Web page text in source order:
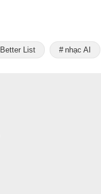
Better List nhạc AI